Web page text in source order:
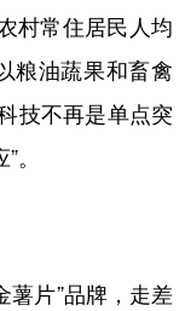
村常住居民人均
粮油蔬果和畜禽
技不再是单点突
片”品牌，走差